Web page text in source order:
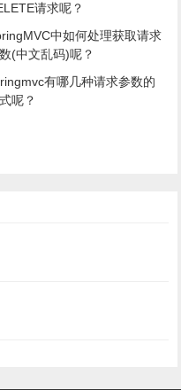
请求呢？
中如何处理获取请求
(中文乱码)呢？
有哪几种请求参数的
呢？